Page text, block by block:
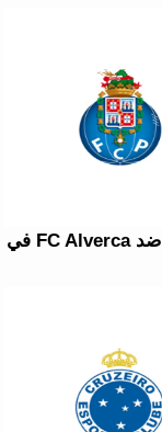
2026-08-09 القمة المرتقبة بين FC Porto ضد FC Alverca في